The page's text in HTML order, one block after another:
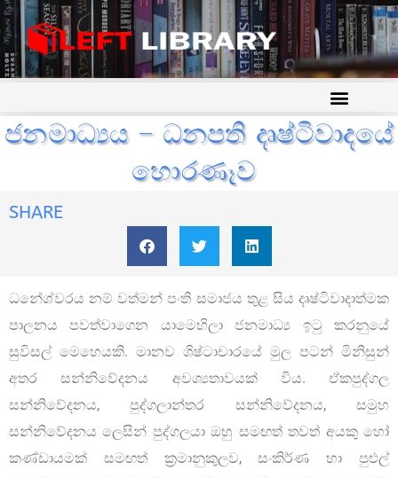
ජනමාධ්‍යය – ධනපති දෘෂ්ටිවාදයේ
හොරණෑව
SHARE
ධනේශ්වරය නම් වත්මන් පංති සමාජය තුළ සිය දෘෂ්ටිවාදාත්මක
පාලනය පවත්වාගෙන යාමෙහිලා ජනමාධ්‍ය ඉටු කරනුයේ
සුවිසල් මෙහෙයකි. මානව ශිෂ්ටාචාරයේ මුල පටන් මිනිසුන්
අතර සන්නිවේදනය අවශ්‍යතාවයක් විය. ඒකපුද්ගල
සන්නිවේදනය, පුද්ගලාන්තර සන්නිවේදනය, සමුහ
සන්නිවේදනය ලෙසින් පුද්ගලයා ඔහු සමඟත් තවත් අයකු හෝ
කණ්ඩායමක් සමඟත් ක්‍රමානුකුලව, සංකිර්ණ හා පුළුල්